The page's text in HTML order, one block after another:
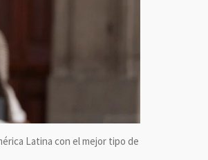
Latina con el mejor tipo de